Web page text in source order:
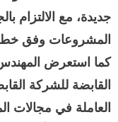
جديدة، مع الالتزام
المشروعات وفق خطط
كما استعرض
القابضة للشركة
العاملة في مجالات